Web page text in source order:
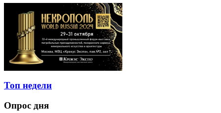
Топ недели
Опрос дня